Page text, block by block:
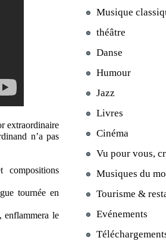
extraordinaire
n’a pas
tournée en
le
Musique
théâtre
Danse
Humour
Jazz
Livres
Cinéma
Vu pour vous,
Musiques du
Tourisme &
Evénements